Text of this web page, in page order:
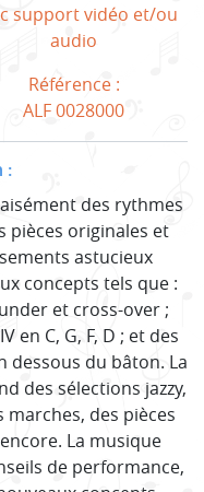
support vidéo et/ou
audio
Référence :
ALF 0028000
:
des rythmes
pièces originales et
astucieux
concepts tels que :
et cross-over ;
en C, G, F, D ; et des
dessous du bâton. La
des sélections jazzy,
des pièces
La musique
de performance,